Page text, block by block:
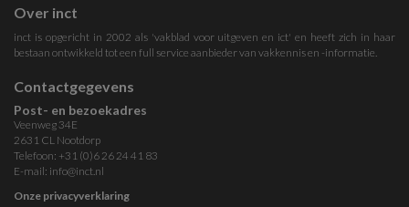
Over inct
inct is opgericht in 2002 als 'vakblad voor uitgeven en ict' en heeft zich in haar
bestaan ontwikkeld tot een full service aanbieder van vakkennis en -informatie.
Contactgegevens
Post- en bezoekadres
Veenweg 34E
2631 CL Nootdorp
Telefoon: +31 (0)6 26 24 41 83
E-mail: info@inct.nl
Onze privacyverklaring